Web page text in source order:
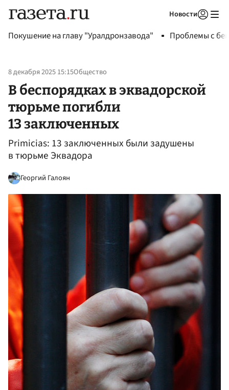
Новости
Покушение на главу "Уралдронзавода" Проблемы с
8 декабря 2025 15:15Общество
В беспорядках в эквадорской
тюрьме погибли
13 заключенных
Primicias: 13 заключенных были задушены
в тюрьме Эквадора
Георгий Галоян